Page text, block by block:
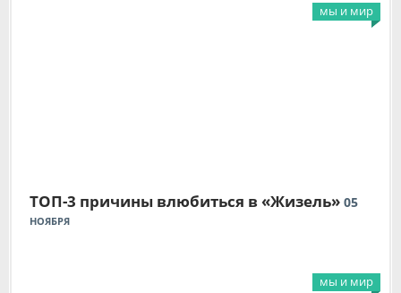
мы и мир
ТОП-3 причины влюбиться в «Жизель» 05
НОЯБРЯ
мы и мир